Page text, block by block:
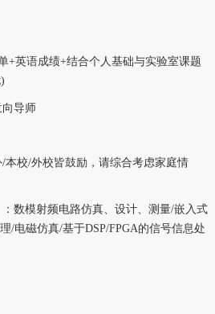
+英语成绩+结合个人基础与实验室课题
向导师
/本校/外校皆鼓励，请综合考虑家庭情
：数模射频电路仿真、设计、测量/嵌入式
/电磁仿真/基于DSP/FPGA的信号信息处